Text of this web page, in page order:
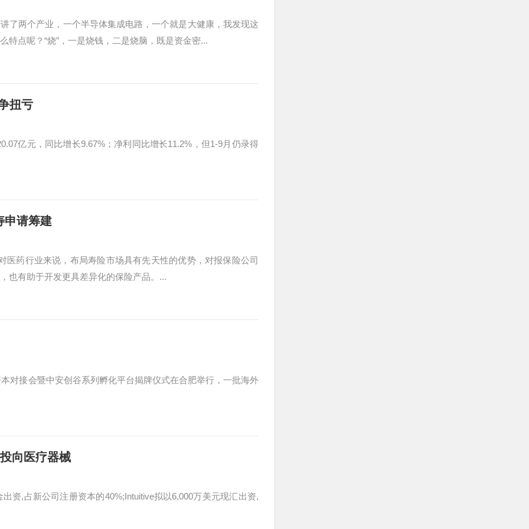
了两个产业，一个半导体集成电路，一个就是大健康，我发现这
特点呢？“烧”，一是烧钱，二是烧脑，既是资金密...
扭亏
亿元，同比增长9.67%；净利同比增长11.2%，但1-9月仍录得
申请筹建
医药行业来说，布局寿险市场具有先天性的优势，对报保险公司
也有助于开发更具差异化的保险产品。...
对接会暨中安创谷系列孵化平台揭牌仪式在合肥举行，一批海外
向医疗器械
资,占新公司注册资本的40%;Intuitive拟以6,000万美元现汇出资,